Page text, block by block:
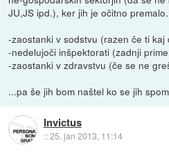
JU,JS ipd.), ker jih je očitno
-zaostanki v sodstvu (razen če ti kaj
-nedelujoči inšpektorati (zadnji
-zaostanki v zdravstvu (če se ne
...pa še jih bom naštel ko se jih
Invictus
::25. jan 2013, 11:14